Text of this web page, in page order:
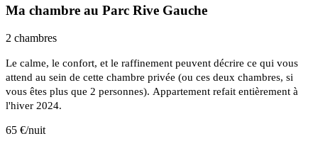
Ma chambre au Parc Rive Gauche
2 chambres
Le calme, le confort, et le raffinement peuvent décrire ce qui vous
attend au sein de cette chambre privée (ou ces deux chambres, si
vous êtes plus que 2 personnes). Appartement refait entièrement à
l'hiver 2024.
65 €/nuit